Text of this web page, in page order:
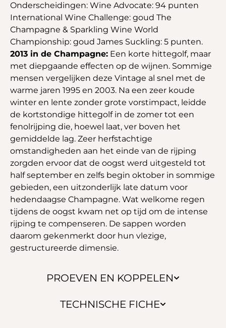
PROEVEN EN KOPPELEN
TECHNISCHE FICHE
Onderscheidingen: Wine Advocate: 94 punten
International Wine Challenge: goud The
Champagne & Sparkling Wine World
Championship: goud James Suckling: 5 punten.
2013 in de Champagne: Een korte hittegolf, maar
met diepgaande effecten op de wijnen. Sommige
mensen vergelijken deze Vintage al snel met de
warme jaren 1995 en 2003. Na een zeer koude
winter en lente zonder grote vorstimpact, leidde
de kortstondige hittegolf in de zomer tot een
fenolrijping die, hoewel laat, ver boven het
gemiddelde lag. Zeer herfstachtige
omstandigheden aan het einde van de rijping
zorgden ervoor dat de oogst werd uitgesteld tot
half september en zelfs begin oktober in sommige
gebieden, een uitzonderlijk late datum voor
hedendaagse Champagne. Wat welkome regen
tijdens de oogst kwam net op tijd om de intense
rijping te compenseren. De sappen worden
daarom gekenmerkt door hun vlezige,
gestructureerde dimensie.